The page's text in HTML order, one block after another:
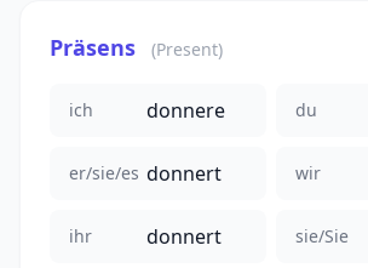
Präsens (Present)
ich donnere du
er/sie/es donnert wir
ihr donnert sie/Sie